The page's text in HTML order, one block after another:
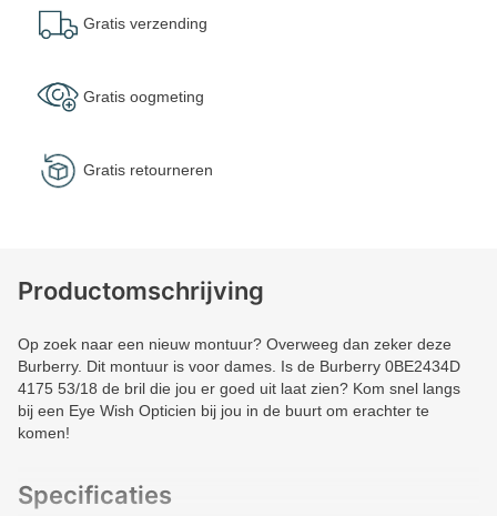
Gratis verzending
Gratis oogmeting
Gratis retourneren
Productomschrijving
Op zoek naar een nieuw montuur? Overweeg dan zeker deze
Burberry. Dit montuur is voor dames. Is de Burberry 0BE2434D
4175 53/18 de bril die jou er goed uit laat zien? Kom snel langs
bij een Eye Wish Opticien bij jou in de buurt om erachter te
komen!
Specificaties